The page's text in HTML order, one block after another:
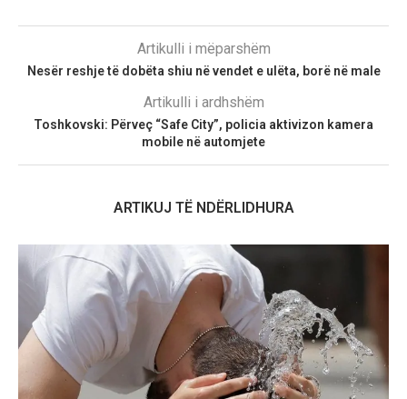
Artikulli i mëparshëm
Nesër reshje të dobëta shiu në vendet e ulëta, borë në male
Artikulli i ardhshëm
Toshkovski: Përveç “Safe City”, policia aktivizon kamera
mobile në automjete
ARTIKUJ TË NDËRLIDHURA